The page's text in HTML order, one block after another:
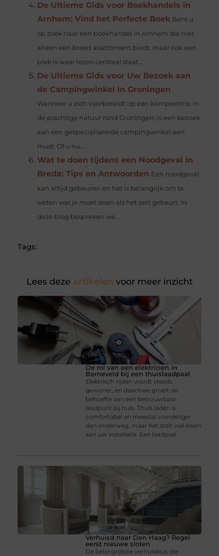
De Ultieme Gids voor Boekhandels in
Arnhem: Vind het Perfecte Boek Bent u
op zoek naar een boekhandel in Arnhem die niet
alleen een breed assortiment biedt, maar ook een
plek is waar lezen centraal staat...
De Ultieme Gids voor Uw Bezoek aan
de Campingwinkel in Groningen
Wanneer u zich voorbereidt op een kampeertrip in
de prachtige natuur rond Groningen, is een bezoek
aan een gespecialiseerde campingwinkel een
must. Of u nu...
Wat te doen tijdens een Noodgeval in
Breda: Tips en Antwoorden Een noodgeval
kan altijd gebeuren en het is belangrijk om te
weten wat je moet doen als het ooit gebeurt. In
deze blog bespreken we...
Tags:
Lees deze artikelen voor meer inzicht
De rol van een elektricien in
Barneveld bij een thuislaadpaal
Elektrisch rijden wordt steeds
gewoner, en daarmee groeit de
behoefte aan een betrouwbaar
laadpunt bij huis. Thuis laden is
comfortabel en meestal voordeliger
dan onderweg, maar het stelt wel eisen
aan uw installatie. Een laadpaal
Verhuisd naar Den Haag? Regel
eerst nieuwe sloten
De belangrijkste verhuisklus die